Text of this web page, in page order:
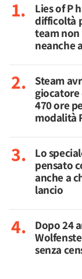
Lies of P
difficoltà
team
neanche
Steam
470 ore
modalità
Lo
pensato
anche a
lancio
Dopo 24
senza